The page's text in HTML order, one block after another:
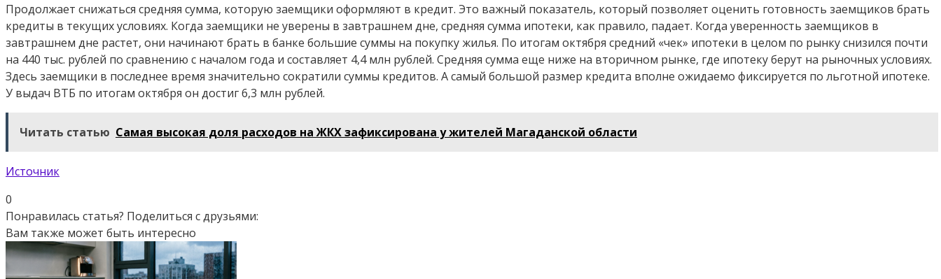
Продолжает снижаться средняя сумма, которую заемщики оформляют в кредит. Это важный показатель, который позволяет оценить готовность заемщиков брать
кредиты в текущих условиях. Когда заемщики не уверены в завтрашнем дне, средняя сумма ипотеки, как правило, падает. Когда уверенность заемщиков в
завтрашнем дне растет, они начинают брать в банке большие суммы на покупку жилья. По итогам октября средний «чек» ипотеки в целом по рынку снизился почти
на 440 тыс. рублей по сравнению с началом года и составляет 4,4 млн рублей. Средняя сумма еще ниже на вторичном рынке, где ипотеку берут на рыночных условиях.
Здесь заемщики в последнее время значительно сократили суммы кредитов. А самый большой размер кредита вполне ожидаемо фиксируется по льготной ипотеке.
У выдач ВТБ по итогам октября он достиг 6,3 млн рублей.
Читать статью Самая высокая доля расходов на ЖКХ зафиксирована у жителей Магаданской области
Источник
0
Понравилась статья? Поделиться с друзьями:
Вам также может быть интересно